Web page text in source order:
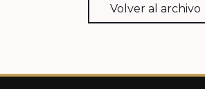
Volver al archivo